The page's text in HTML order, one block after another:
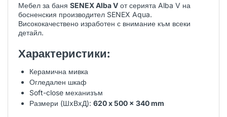
Мебел за баня SENEX Alba V от серията Alba V на
босненския производител SENEX Aqua.
Висококачествено изработен с внимание към всеки
детайл.
Характеристики:
Керамична мивка
Огледален шкаф
Soft-close механизъм
Размери (ШxВxД): 620 x 500 x 340 mm